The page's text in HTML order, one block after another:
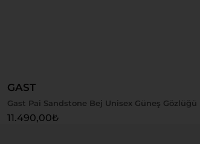
GAST
Gast Pai Sandstone Bej Unisex Güneş Gözlüğü
11.490,00₺